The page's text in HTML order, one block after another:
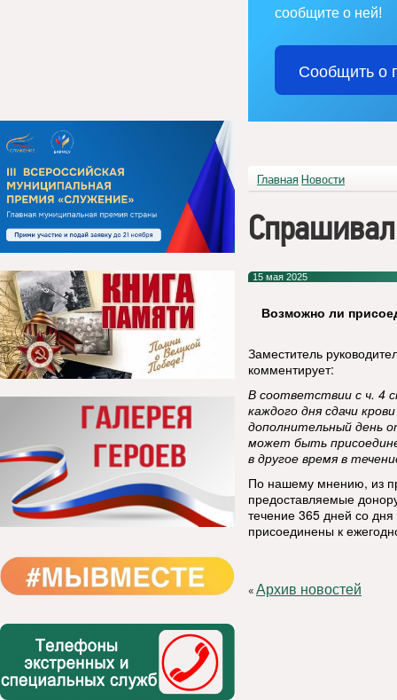
сообщите о ней!
Сообщить о
Главная Новости
15 мая 2025
Возможно ли
Заместитель
комментирует:
В соответствии с ч. 4
каждого дня сдачи
дополнительный день
может быть
в другое время в
По нашему мнению, из
предоставляемые
течение 365 дней со
присоединены к
«Архив новостей